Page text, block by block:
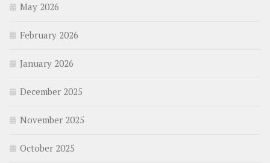
May 2026
February 2026
January 2026
December 2025
November 2025
October 2025